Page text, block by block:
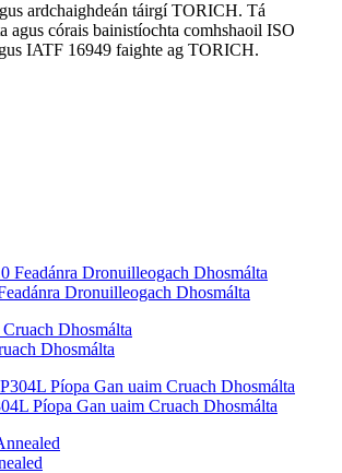
ardchaighdeán táirgí TORICH. Tá
agus córais bainistíochta comhshaoil ​​ISO
IATF 16949 faighte ag TORICH.
Dronuilleogach Dhosmálta
Dhosmálta
Píopa Gan uaim Cruach Dhosmálta